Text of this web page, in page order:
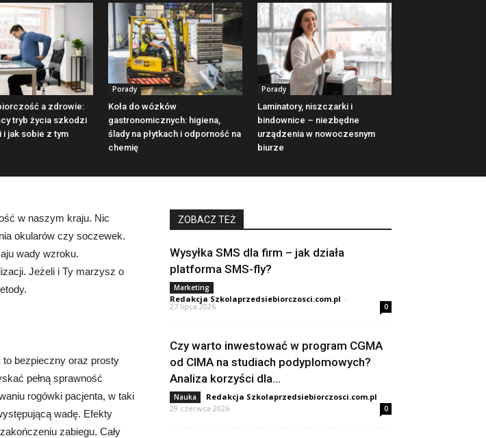
a zdrowie:
tryb życia szkodzi
i jak sobie z tym
Porady
Koła do wózków
gastronomicznych: higiena,
ślady na płytkach i odporność na
chemię
Porady
Laminatory, niszczarki i
bindownice – niezbędne
urządzenia w nowoczesnym
biurze
w naszym kraju. Nic
okularów czy soczewek.
wady wzroku.
Jeżeli i Ty marzysz o
to bezpieczny oraz prosty
pełną sprawność
rogówki pacjenta, w taki
wadę. Efekty
zabiegu. Cały
ZOBACZ TEŻ
Wysyłka SMS dla firm – jak działa
platforma SMS-fly?
Marketing
Redakcja Szkolaprzedsiebiorczosci.com.pl -
27 lipca 2026 0
Czy warto inwestować w program CGMA
od CIMA na studiach podyplomowych?
Analiza korzyści dla...
Nauka Redakcja Szkolaprzedsiebiorczosci.com.pl -
29 czerwca 2026
0